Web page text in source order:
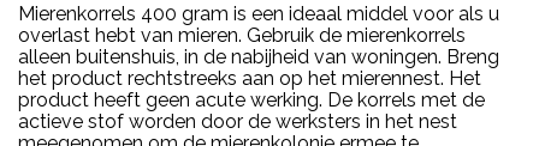
Mierenkorrels 400 gram is een ideaal middel voor als u
overlast hebt van mieren. Gebruik de mierenkorrels
alleen buitenshuis, in de nabijheid van woningen. Breng
het product rechtstreeks aan op het mierennest. Het
product heeft geen acute werking. De korrels met de
actieve stof worden door de werksters in het nest